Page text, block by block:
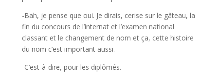
-Bah, je pense que oui. Je dirais, cerise sur le gâteau, la
fin du concours de l’internat et l’examen national
classant et le changement de nom et ça, cette histoire
du nom c’est important aussi.
-C’est-à-dire, pour les diplômés.